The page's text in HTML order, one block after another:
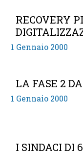
RECOVERY
1 Gennaio 2000
LA FASE 2
1 Gennaio 2000
I SINDACI DI